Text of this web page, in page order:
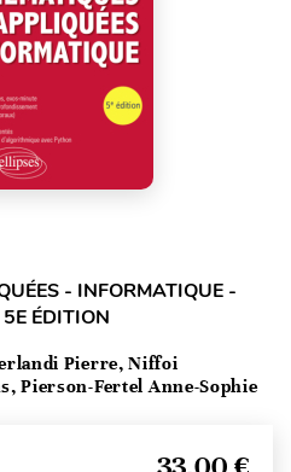
- INFORMATIQUE -
ÉDITION
Pierre, Niffoi
Pierson-Fertel Anne-Sophie